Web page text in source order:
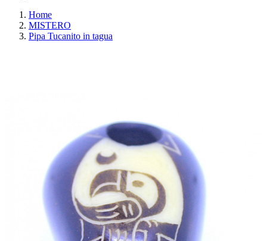
Home
MISTERO
Pipa Tucanito in tagua